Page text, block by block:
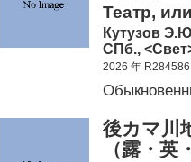
Театр,
Кутузов
СПб.,
2026 年 R284586
後カマ川
（露・